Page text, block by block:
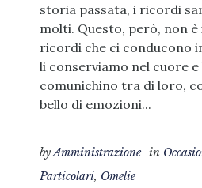
storia passata, i ricordi
molti. Questo, però, non
ricordi che ci conducono
li conserviamo nel cuore e
comunichino tra di loro,
bello di emozioni...
byAmministrazione in
Particolari, Omelie